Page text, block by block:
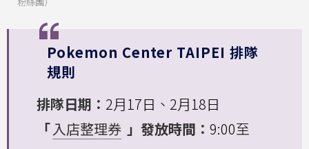
Pokemon Center TAIPEI 排隊
規則
排隊日期： 2月17日、2月18日
「入店整理券 」發放時間： 9:00至